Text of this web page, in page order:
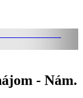
- Nám.